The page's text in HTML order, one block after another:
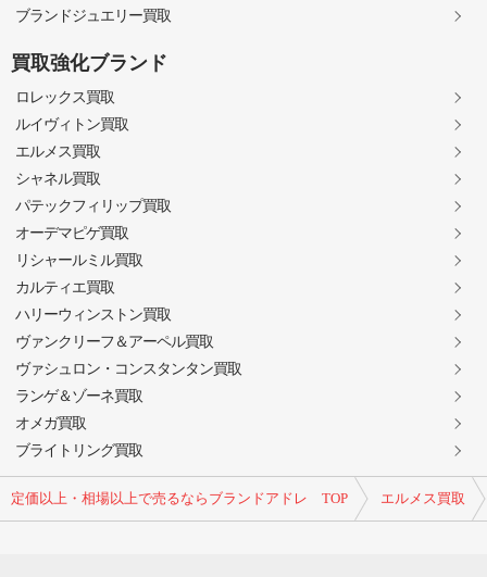
定価以上・相場以上で売るならブランドアドレ TOP エルメス買取
ブランドジュエリー買取
買取強化ブランド
ロレックス買取
ルイヴィトン買取
エルメス買取
シャネル買取
パテックフィリップ買取
オーデマピゲ買取
リシャールミル買取
カルティエ買取
ハリーウィンストン買取
ヴァンクリーフ＆アーペル買取
ヴァシュロン・コンスタンタン買取
ランゲ＆ゾーネ買取
オメガ買取
ブライトリング買取